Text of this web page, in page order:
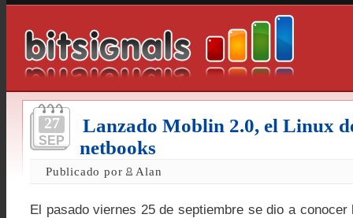
27
SEP
Lanzado Moblin 2.0, el Linux
netbooks
Publicado por Alan
El pasado viernes 25 de septiembre se dio a conocer